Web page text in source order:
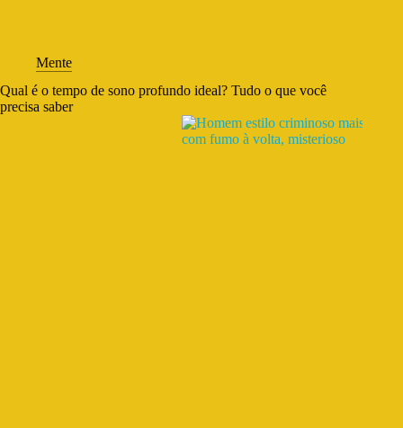
Mente
Qual é o tempo de sono profundo ideal? Tudo o que você
precisa saber